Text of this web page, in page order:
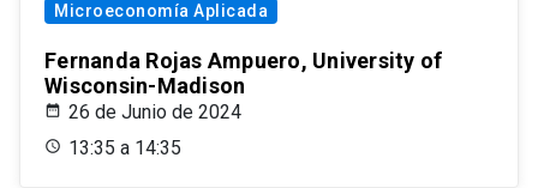
Microeconomía Aplicada
Fernanda Rojas Ampuero, University of
Wisconsin-Madison
26 de Junio de 2024
13:35 a 14:35